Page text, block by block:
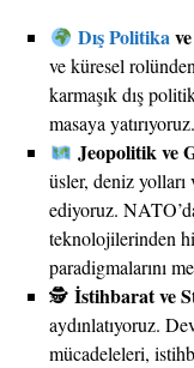
Dış Politika
ve küresel
karmaşık dış
masaya yatırıyoruz.
Jeopolitik ve
üsler, deniz
ediyoruz.
teknolojilerinden
paradigmalarını
🕵️İstihbarat ve
aydınlatıyoruz.
mücadeleleri,